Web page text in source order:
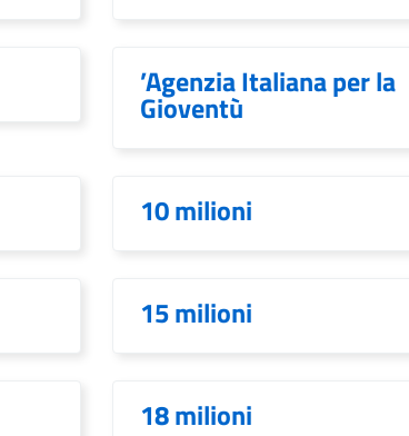
’Agenzia Italiana per la
Gioventù
10 milioni
15 milioni
18 milioni